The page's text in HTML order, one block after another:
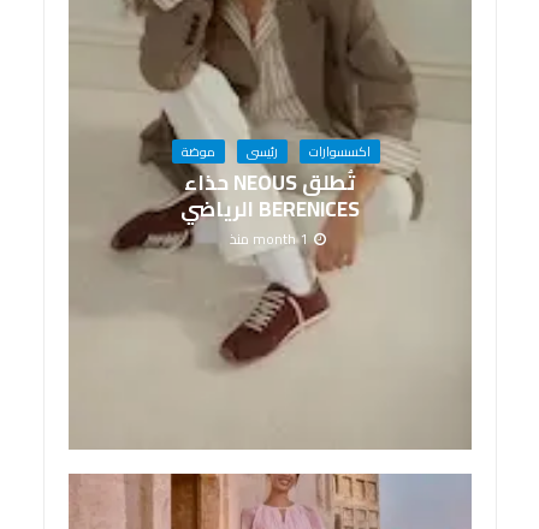
اكسسوارات رئيسى موضة
تُطلق NEOUS حذاء
BERENICES الرياضي
1 month منذ